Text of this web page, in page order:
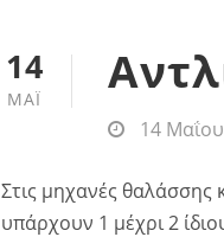
14
ΜΆΙ
14
Στις μηχανές θαλάσσης
υπάρχουν 1 μέχρι 2